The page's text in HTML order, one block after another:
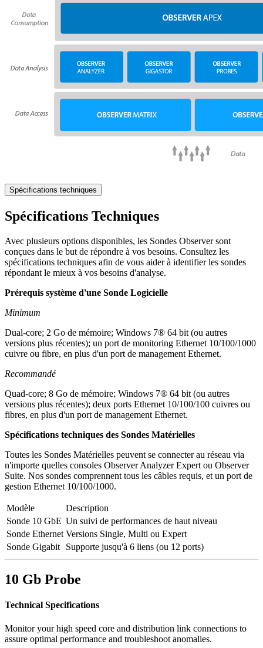
Spécifications techniques
Spécifications Techniques
Avec plusieurs options disponibles, les Sondes Observer sont
conçues dans le but de répondre à vos besoins. Consultez les
spécifications techniques afin de vous aider à identifier les sondes
répondant le mieux à vos besoins d'analyse.
Prérequis système d'une Sonde Logicielle
Minimum
Dual-core; 2 Go de mémoire; Windows 7® 64 bit (ou autres
versions plus récentes); un port de monitoring Ethernet 10/100/1000
cuivre ou fibre, en plus d'un port de management Ethernet.
Recommandé
Quad-core; 8 Go de mémoire; Windows 7® 64 bit (ou autres
versions plus récentes); deux ports Ethernet 10/100/100 cuivres ou
fibres, en plus d'un port de management Ethernet.
Spécifications techniques des Sondes Matérielles
Toutes les Sondes Matérielles peuvent se connecter au réseau via
n'importe quelles consoles Observer Analyzer Expert ou Observer
Suite. Nos sondes comprennent tous les câbles requis, et un port de
gestion Ethernet 10/100/1000.
Modèle
Description
Sonde 10 GbE Un suivi de performances de haut niveau
Sonde Ethernet Versions Single, Multi ou Expert
Sonde Gigabit
Supporte jusqu'à 6 liens (ou 12 ports)
10 Gb Probe
Technical Specifications
Monitor your high speed core and distribution link connections to
assure optimal performance and troubleshoot anomalies.